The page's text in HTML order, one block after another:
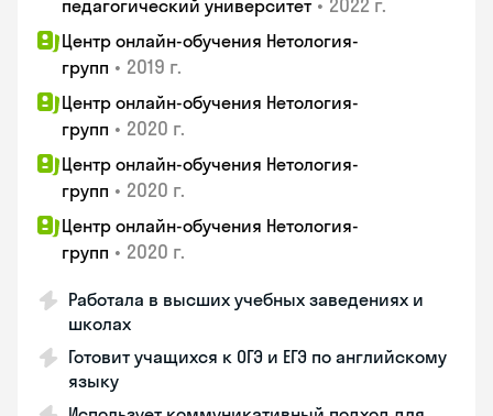
педагогический университет
Центр онлайн-обучения Нетология-
групп • 2019 г.
Центр онлайн-обучения Нетология-
групп • 2020 г.
Центр онлайн-обучения Нетология-
групп • 2020 г.
Центр онлайн-обучения Нетология-
групп • 2020 г.
Работала в высших учебных заведениях и
школах
Готовит учащихся к ОГЭ и ЕГЭ по английскому
языку